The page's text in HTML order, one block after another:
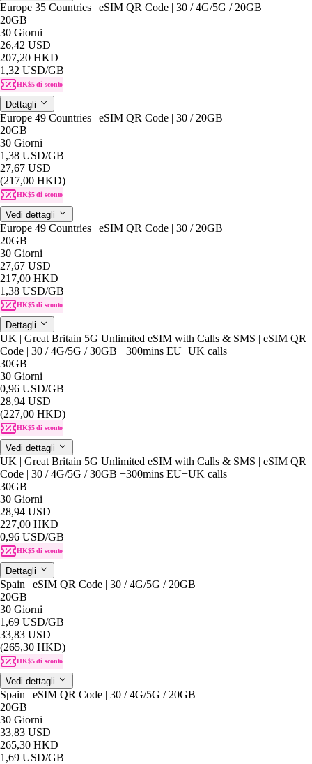
Europe 35 Countries | eSIM QR Code | 30 / 4G/5G / 20GB
20GB
30 Giorni
26,42 USD
207,20 HKD
1,32 USD/GB
HK$5 di sconto
Dettagli
Europe 49 Countries | eSIM QR Code | 30 / 20GB
20GB
30 Giorni
1,38 USD/GB
27,67 USD
(217,00 HKD)
HK$5 di sconto
Vedi dettagli
Europe 49 Countries | eSIM QR Code | 30 / 20GB
20GB
30 Giorni
27,67 USD
217,00 HKD
1,38 USD/GB
HK$5 di sconto
Dettagli
UK | Great Britain 5G Unlimited eSIM with Calls & SMS | eSIM QR
Code | 30 / 4G/5G / 30GB +300mins EU+UK calls
30GB
30 Giorni
0,96 USD/GB
28,94 USD
(227,00 HKD)
HK$5 di sconto
Vedi dettagli
UK | Great Britain 5G Unlimited eSIM with Calls & SMS | eSIM QR
Code | 30 / 4G/5G / 30GB +300mins EU+UK calls
30GB
30 Giorni
28,94 USD
227,00 HKD
0,96 USD/GB
HK$5 di sconto
Dettagli
Spain | eSIM QR Code | 30 / 4G/5G / 20GB
20GB
30 Giorni
1,69 USD/GB
33,83 USD
(265,30 HKD)
HK$5 di sconto
Vedi dettagli
Spain | eSIM QR Code | 30 / 4G/5G / 20GB
20GB
30 Giorni
33,83 USD
265,30 HKD
1,69 USD/GB